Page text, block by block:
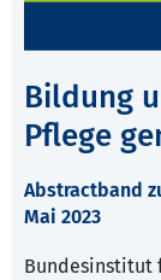
Bildung
Pflege
Abstractband
Mai 2023
Bundesinstitut